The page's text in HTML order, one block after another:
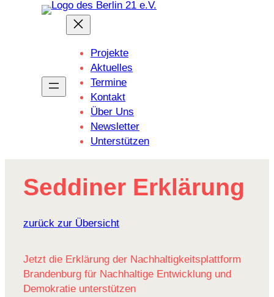
Projekte
Aktuelles
Termine
Kontakt
Über Uns
Newsletter
Unterstützen
Seddiner Erklä­rung
zurück zur Übersicht
Jetzt die Erklärung der Nachhaltigkeitsplattform
Brandenburg für Nachhaltige Entwicklung und
Demokratie unterstützen